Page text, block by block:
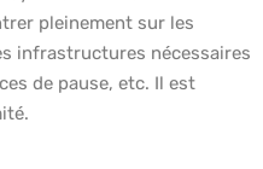
pleinement sur les
infrastructures nécessaires
de pause, etc. Il est